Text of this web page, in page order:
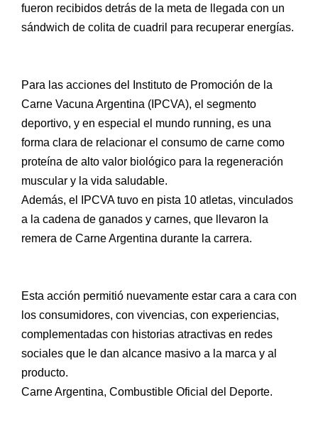
fueron recibidos detrás de la meta de llegada con un
sándwich de colita de cuadril para recuperar energías.
Para las acciones del Instituto de Promoción de la
Carne Vacuna Argentina (IPCVA), el segmento
deportivo, y en especial el mundo running, es una
forma clara de relacionar el consumo de carne como
proteína de alto valor biológico para la regeneración
muscular y la vida saludable.
Además, el IPCVA tuvo en pista 10 atletas, vinculados
a la cadena de ganados y carnes, que llevaron la
remera de Carne Argentina durante la carrera.
Esta acción permitió nuevamente estar cara a cara con
los consumidores, con vivencias, con experiencias,
complementadas con historias atractivas en redes
sociales que le dan alcance masivo a la marca y al
producto.
Carne Argentina, Combustible Oficial del Deporte.